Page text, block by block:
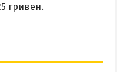
гривен.